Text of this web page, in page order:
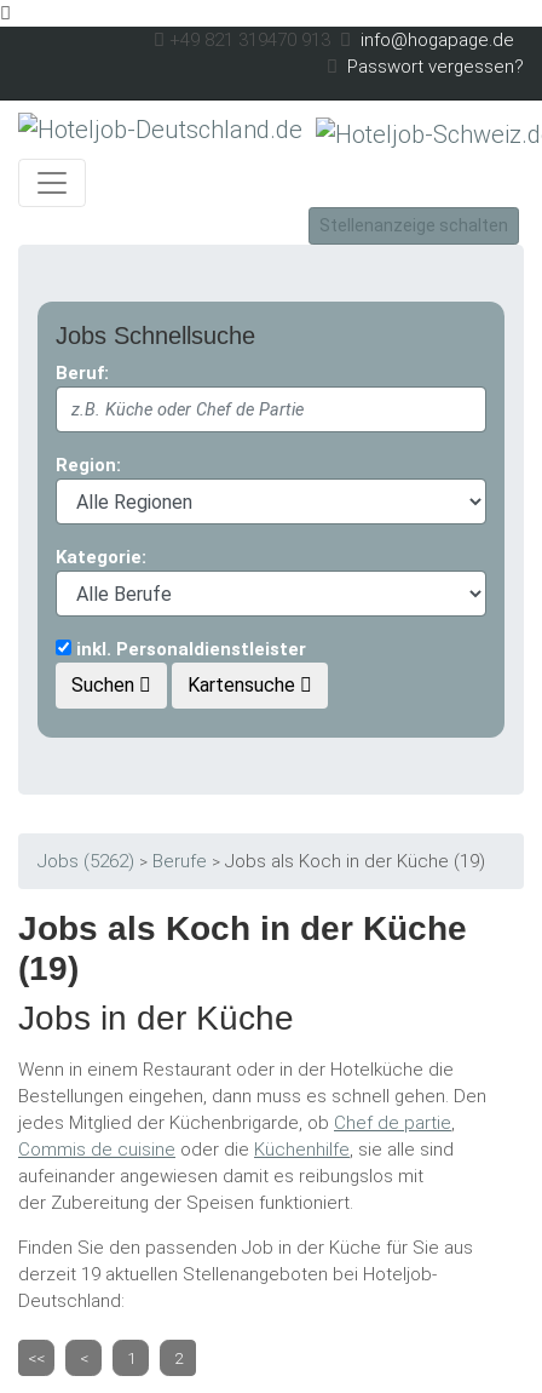
Skip to main content
+49 821 319470 913
info@hogapage.de
Passwort vergessen?
Stellenanzeige schalten
Jobs Schnellsuche
Beruf:
Region:
Kategorie:
inkl. Personaldienstleister
Suchen Kartensuche
Jobs (5262) Berufe Jobs als Koch in der Küche (19)
Jobs als Koch in der Küche
(19)
Jobs in der Küche
Wenn in einem Restaurant oder in der Hotelküche die
Bestellungen eingehen, dann muss es schnell gehen. Den
jedes Mitglied der Küchenbrigarde, ob Chef de partie,
Commis de cuisine oder die Küchenhilfe, sie alle sind
aufeinander angewiesen damit es reibungslos mit
der Zubereitung der Speisen funktioniert.
Finden Sie den passenden Job in der Küche für Sie aus
derzeit 19 aktuellen Stellenangeboten bei Hoteljob-
Deutschland:
<< < 1 2